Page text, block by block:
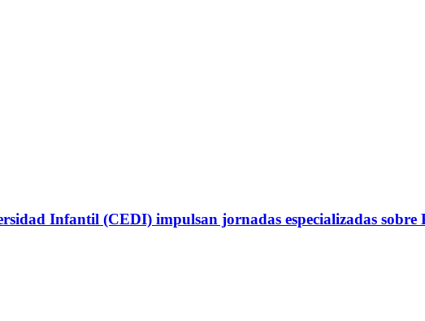
Infantil (CEDI) impulsan jornadas especializadas sobre